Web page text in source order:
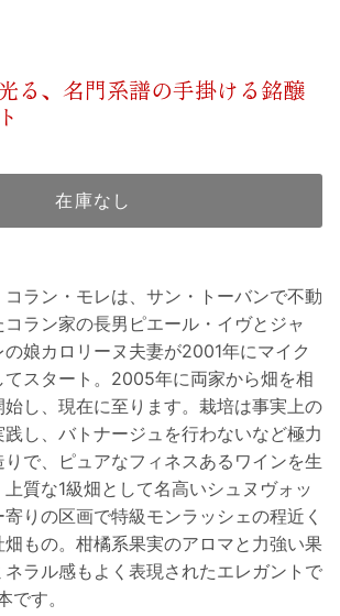
る、名門系譜の手掛ける銘醸
在庫なし
コラン・モレは、サン・トーバンで不動
ラン家の長男ピエール・イヴとジャ
娘カロリーヌ夫妻が2001年にマイク
てスタート。2005年に両家から畑を相
し、現在に至ります。栽培は事実上の
践し、バトナージュを行わないなど極力
で、ピュアなフィネスあるワインを生
質な1級畑として名高いシュヌヴォッ
寄りの区画で特級モンラッシェの程近く
もの。柑橘系果実のアロマと力強い果
ラル感もよく表現されたエレガントで
です。